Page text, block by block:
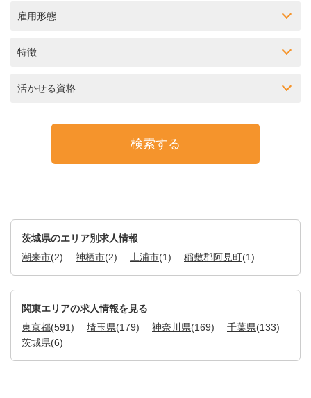
雇用形態
特徴
活かせる資格
茨城県のエリア別求人情報
潮来市(2) 神栖市(2) 土浦市(1) 稲敷郡阿見町(1)
関東エリアの求人情報を見る
東京都(591) 埼玉県(179) 神奈川県(169) 千葉県(133)
茨城県(6)